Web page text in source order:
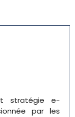
stratégie e-
par les